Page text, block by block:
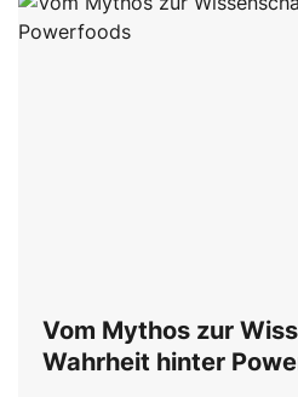
Vom Mythos zur
Wahrheit hinter